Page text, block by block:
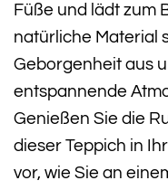
Füße und lädt zum
natürliche Material
Geborgenheit aus
entspannende
Genießen Sie die
dieser Teppich in
vor, wie Sie an